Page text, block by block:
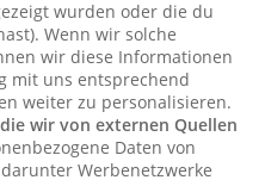
wurden oder die du
Wenn wir solche
wir diese Informationen
mit uns entsprechend
weiter zu personalisieren.
wir von externen Quellen
Daten von
Werbenetzwerke